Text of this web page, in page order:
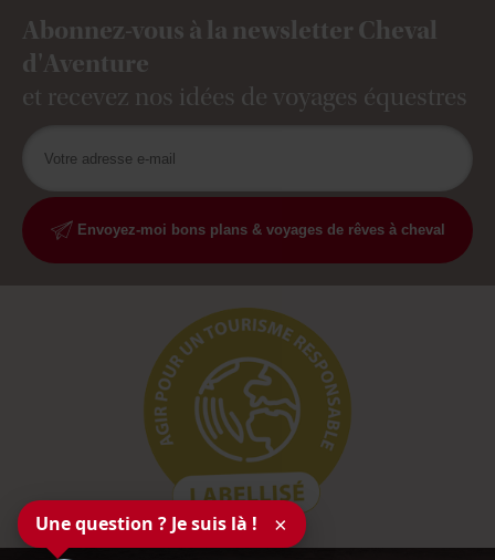
Abonnez-vous à la newsletter Cheval
d'Aventure
et recevez nos idées de voyages équestres
Envoyez-moi bons plans & voyages de rêves à cheval
Une question ? Je suis là ! ×